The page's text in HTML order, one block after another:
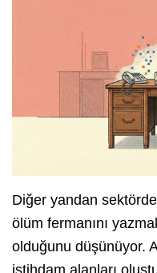
Diğer yandan
ölüm fermanını
olduğunu düşünüyor.